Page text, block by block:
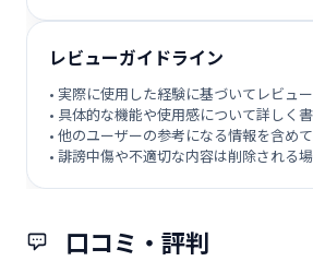
口コミ・評判
レビューガイドライン
• 実際に使用した経験に基づいてレビュ
• 具体的な機能や使用感について詳しく
• 他のユーザーの参考になる情報を含め
• 誹謗中傷や不適切な内容は削除される